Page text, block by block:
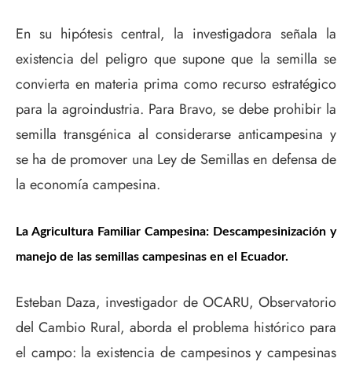
En su hipótesis central, la investigadora señala la
existencia del peligro que supone que la semilla se
convierta en materia prima como recurso estratégico
para la agroindustria. Para Bravo, se debe prohibir la
semilla transgénica al considerarse anticampesina y
se ha de promover una Ley de Semillas en defensa de
la economía campesina.
La Agricultura Familiar Campesina: Descampesinización y
manejo de las semillas campesinas en el Ecuador.
Esteban Daza, investigador de OCARU, Observatorio
del Cambio Rural, aborda el problema histórico para
el campo: la existencia de campesinos y campesinas